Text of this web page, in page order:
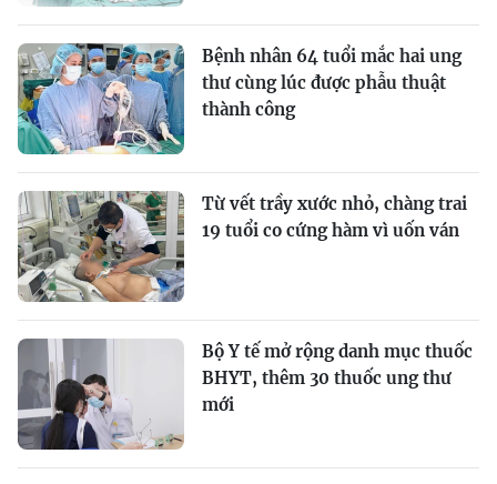
Bệnh nhân 64 tuổi mắc hai ung
thư cùng lúc được phẫu thuật
thành công
Từ vết trầy xước nhỏ, chàng trai
19 tuổi co cứng hàm vì uốn ván
Bộ Y tế mở rộng danh mục thuốc
BHYT, thêm 30 thuốc ung thư
mới